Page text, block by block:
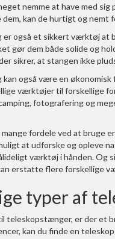
nemme at have med
dem, kan de hurtigt og nemt
er også et sikkert værktøj at
gør dem både solide og
sikrer, at stangen ikke
kan også være en
værktøjer til forskellige
fotografering og
fordele ved at bruge
at udforske og opleve
værktøj i hånden. Og
erstatte flere forskellige
typer af
teleskopstænger, er der et
kan du finde en